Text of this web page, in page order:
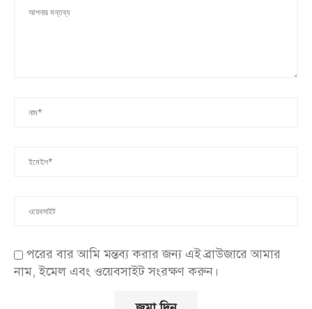
পরের বার আমি মন্তব্য করার জন্য এই ব্রাউজারে আমার
নাম, ইমেল এবং ওয়েবসাইট সংরক্ষণ করুন।